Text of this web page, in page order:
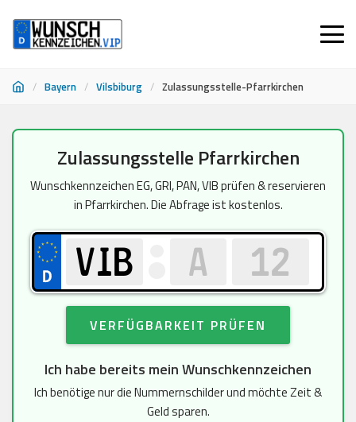
/ Bayern / Vilsbiburg / Zulassungsstelle-Pfarrkirchen
springen
Zulassungsstelle Pfarrkirchen
Wunschkennzeichen EG, GRI, PAN, VIB prüfen & reservieren
in Pfarrkirchen. Die Abfrage ist kostenlos.
VERFÜGBARKEIT PRÜFEN
Ich habe bereits mein Wunschkennzeichen
Ich benötige nur die Nummernschilder und möchte Zeit &
Geld sparen.